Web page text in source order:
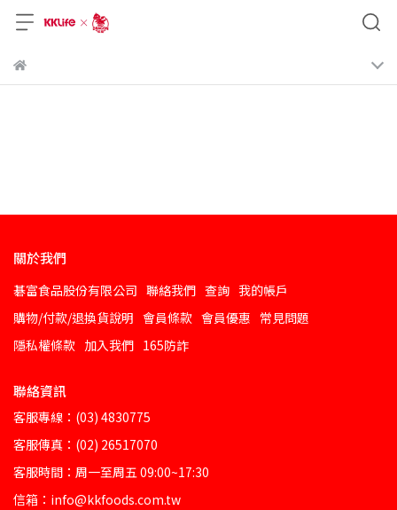
關於我們
碁富食品股份有限公司 聯絡我們 查詢 我的帳戶
購物/付款/退換貨說明 會員條款 會員優惠 常見問題
隱私權條款 加入我們 165防詐
聯絡資訊
客服專線：(03) 4830775
客服傳真：(02) 26517070
客服時間：周一至周五 09:00~17:30
信箱：info@kkfoods.com.tw